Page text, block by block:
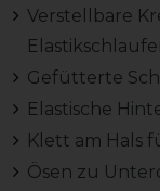
Verstellbare
Gefütterte
Elastische
Klett am Hals
Ösen zu